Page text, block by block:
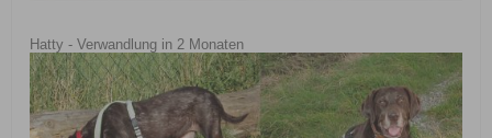
Hatty - Verwandlung in 2 Monaten